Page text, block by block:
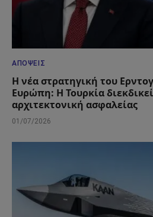
ΑΠΌΨΕΙΣ
Η νέα στρατηγική του
Ευρώπη: Η Τουρκία
αρχιτεκτονική ασφαλείας
01/07/2026